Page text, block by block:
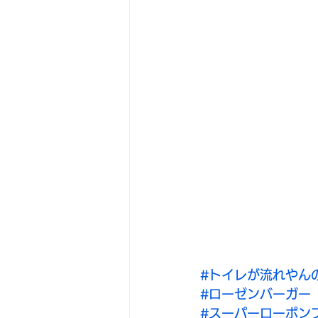
#トイレが流れやん
#ローゼンバーガー
#スーパーローポン